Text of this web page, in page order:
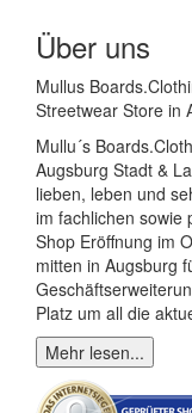
Über uns
Mullus
Streetwear Store in
Mullu´s
Augsburg Stadt &
lieben, leben und
im fachlichen sowie
Shop Eröffnung im
mitten in Augsburg
Platz um all die
Mehr lesen...